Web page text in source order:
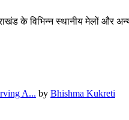
के विभिन्न स्थानीय मेलों और
A... by Bhishma Kukreti